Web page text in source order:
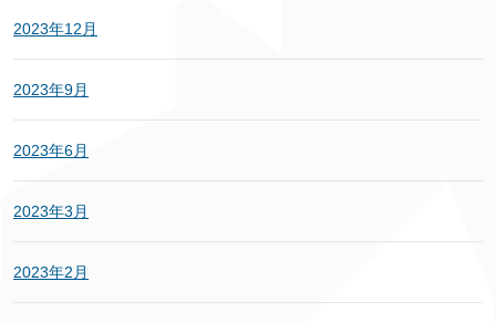
2023年12月
2023年9月
2023年6月
2023年3月
2023年2月